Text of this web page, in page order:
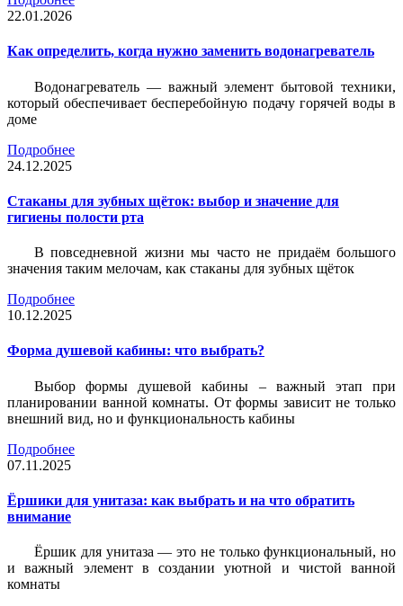
22.01.2026
Как определить, когда нужно заменить водонагреватель
Водонагреватель — важный элемент бытовой техники,
который обеспечивает бесперебойную подачу горячей воды в
доме
Подробнее
24.12.2025
Стаканы для зубных щёток: выбор и значение для
гигиены полости рта
В повседневной жизни мы часто не придаём большого
значения таким мелочам, как стаканы для зубных щёток
Подробнее
10.12.2025
Форма душевой кабины: что выбрать?
Выбор формы душевой кабины – важный этап при
планировании ванной комнаты. От формы зависит не только
внешний вид, но и функциональность кабины
Подробнее
07.11.2025
Ёршики для унитаза: как выбрать и на что обратить
внимание
Ёршик для унитаза — это не только функциональный, но
и важный элемент в создании уютной и чистой ванной
комнаты